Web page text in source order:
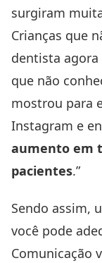
surgiram
Crianças que
dentista
que não
mostrou para
Instagram e
aumento em
pacientes.”
Sendo assim,
você pode
Comunicação